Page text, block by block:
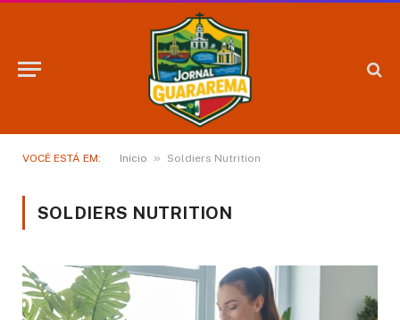
VOCÊ ESTÁ EM: Início » Soldiers Nutrition
SOLDIERS NUTRITION